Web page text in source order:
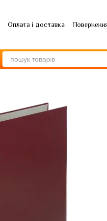
Оплата і доставка